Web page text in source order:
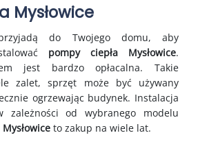
Mysłowice
do Twojego domu, aby
pompy ciepła Mysłowice.
jest bardzo opłacalna. Takie
zalet, sprzęt może być używany
ogrzewając budynek. Instalacja
od wybranego modelu
to zakup na wiele lat.